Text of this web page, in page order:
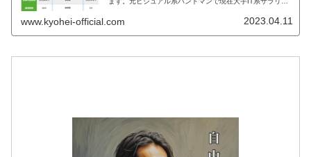
www.kyohei-official.com 2023.04.11